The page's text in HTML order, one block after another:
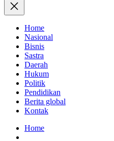
Home
Nasional
Bisnis
Sastra
Daerah
Hukum
Politik
Pendidikan
Berita global
Kontak
Home